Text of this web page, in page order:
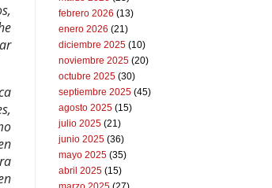
febrero 2026 (13)
enero 2026 (21)
diciembre 2025 (10)
noviembre 2025 (20)
octubre 2025 (30)
septiembre 2025 (45)
agosto 2025 (15)
julio 2025 (21)
junio 2025 (36)
mayo 2025 (35)
abril 2025 (15)